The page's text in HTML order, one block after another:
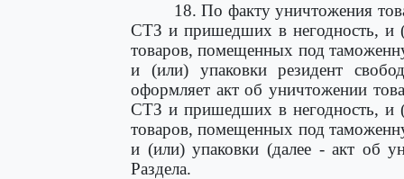
18. По факту уничтожения
СТЗ и пришедших в негодность, и
товаров, помещенных под
и (или) упаковки резидент
оформляет акт об уничтожении
СТЗ и пришедших в негодность, и
товаров, помещенных под
и (или) упаковки (далее - акт об
Раздела.